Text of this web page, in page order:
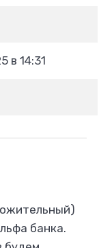
в 14:31
банка.